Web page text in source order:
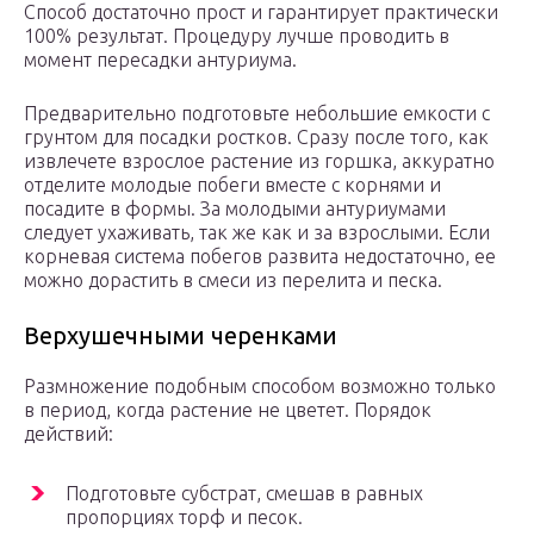
Способ достаточно прост и гарантирует практически
100% результат. Процедуру лучше проводить в
момент пересадки антуриума.
Предварительно подготовьте небольшие емкости с
грунтом для посадки ростков. Сразу после того, как
извлечете взрослое растение из горшка, аккуратно
отделите молодые побеги вместе с корнями и
посадите в формы. За молодыми антуриумами
следует ухаживать, так же как и за взрослыми. Если
корневая система побегов развита недостаточно, ее
можно дорастить в смеси из перелита и песка.
Верхушечными черенками
Размножение подобным способом возможно только
в период, когда растение не цветет. Порядок
действий:
Подготовьте субстрат, смешав в равных
пропорциях торф и песок.